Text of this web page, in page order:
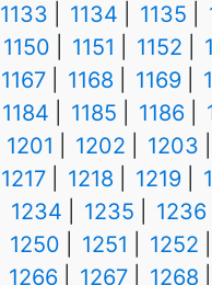
1133 1134 1135
1150 1151 1152
1167 1168 1169
1184 1185 1186
1201 1202
1203
1217 1218 1219
1234 1235
1236
1250 1251
1252
1266 1267
1268